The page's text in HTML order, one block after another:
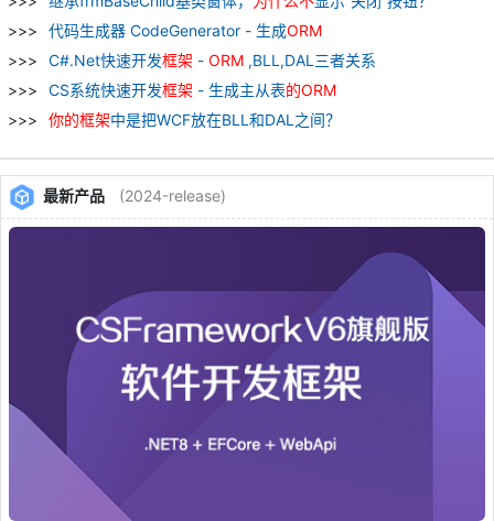
代码生成器 CodeGenerator - 生成ORM
C#.Net快速开发框架 - ORM ,BLL,DAL三者关系
CS系统快速开发框架 - 生成主从表的ORM
你的框架中是把WCF放在BLL和DAL之间？
最新产品 (2024-release)